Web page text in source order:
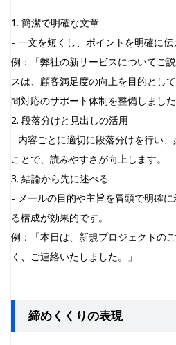
1. 簡潔で明確な文章
- 一文を短くし、ポイントを明確に伝
例：「弊社の新サービスについてご
スは、顧客満足度の向上を目的とし
間対応のサポート体制を整備しました
2. 段落分けと見出しの活用
- 内容ごとに適切に段落分けを行い
ことで、読みやすさが向上します。
3. 結論から先に述べる
- メールの目的や主旨を冒頭で明確
る構成が効果的です。
例：「本日は、新規プロジェクトの
く、ご連絡いたしました。」
締めくくりの表現